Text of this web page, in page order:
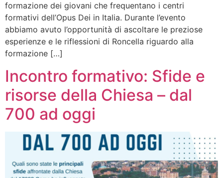
formazione dei giovani che frequentano i centri
formativi dell’Opus Dei in Italia. Durante l’evento
abbiamo avuto l’opportunità di ascoltare le preziose
esperienze e le riflessioni di Roncella riguardo alla
formazione […]
Incontro formativo: Sfide e
risorse della Chiesa – dal
700 ad oggi